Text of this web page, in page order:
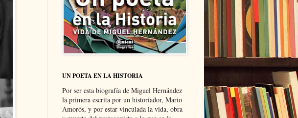
UN POETA EN LA HISTORIA
Por ser esta biografía de Miguel Hernández
la primera escrita por un historiador, Mario
Amorós, y por estar vinculada la vida, obra